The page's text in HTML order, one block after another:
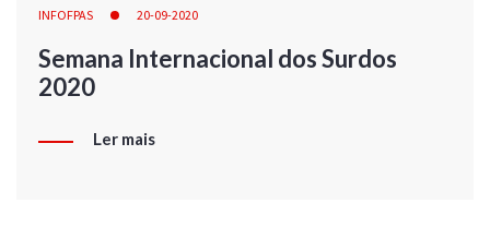
INFOFPAS 20-09-2020
Semana Internacional dos Surdos
2020
Ler mais